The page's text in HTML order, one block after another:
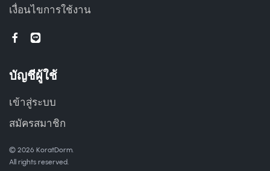
เงื่อนไขการใช้งาน
บัญชีผู้ใช้
เข้าสู่ระบบ
สมัครสมาชิก
© 2026 KoratDorm.
All rights reserved.